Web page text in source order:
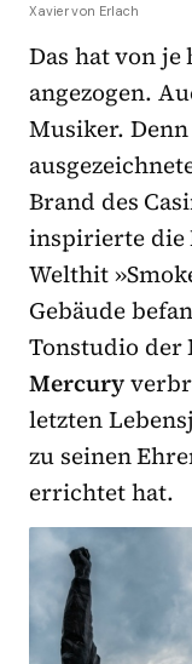
Xavier von Erlach
Das hat von
angezogen.
Musiker.
Brand des
inspirierte die
Welthit
Gebäude
Tonstudio der
Mercury
letzten
zu seinen
errichtet hat.